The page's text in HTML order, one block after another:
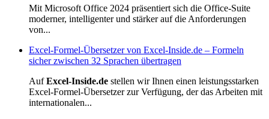
Mit Microsoft Office 2024 präsentiert sich die Office-Suite
moderner, intelligenter und stärker auf die Anforderungen
von...
Excel-Formel-Übersetzer von Excel-Inside.de – Formeln
sicher zwischen 32 Sprachen übertragen
AufExcel-Inside.de stellen wir Ihnen einen leistungsstarken
Excel-Formel-Übersetzer zur Verfügung, der das Arbeiten mit
internationalen...